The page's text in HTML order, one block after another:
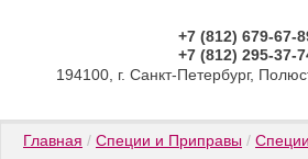
+7 (812) 679-67-
+7 (812) 295-37-
194100, г. Санкт-Петербург,
Главная / Специи и Приправы / Специи